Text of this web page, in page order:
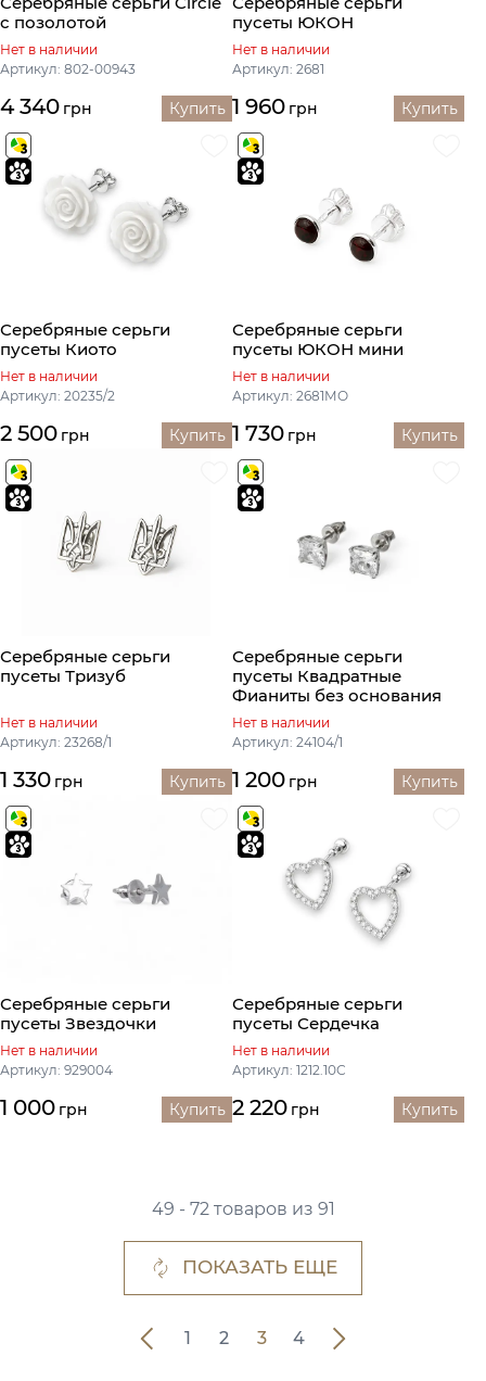
с позолотой
Нет в наличии
Артикул: 802-00943
4 340 грн Купить
пусеты ЮКОН
Нет в наличии
Артикул: 2681
1 960 грн Купить
Серебряные серьги
пусеты Киото
Нет в наличии
Артикул: 20235/2
2 500 грн Купить
Серебряные серьги
пусеты ЮКОН мини
Нет в наличии
Артикул: 2681МО
1 730 грн Купить
Серебряные серьги
пусеты Тризуб
Нет в наличии
Артикул: 23268/1
1 330 грн Купить
Серебряные серьги
пусеты Квадратные
Фианиты без основания
Нет в наличии
Артикул: 24104/1
1 200 грн Купить
Серебряные серьги
пусеты Звездочки
Нет в наличии
Артикул: 929004
1 000 грн Купить
Серебряные серьги
пусеты Сердечка
Нет в наличии
Артикул: 1212.10С
2 220 грн Купить
49 - 72 товаров из 91
ПОКАЗАТЬ ЕЩЕ
1 2 3 4